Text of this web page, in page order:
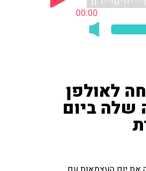
00:00
לאולפן
שלה ביום